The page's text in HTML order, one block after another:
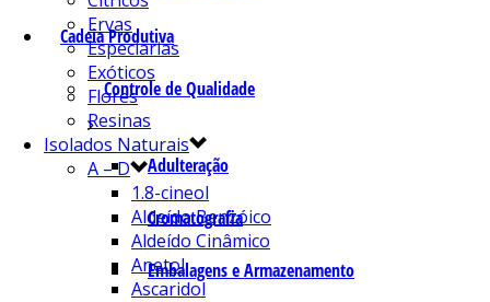
Cadeia Produtiva
Controle de Qualidade
Adulteração
Cromatografia
Embalagens e Armazenamento
Ervas
Especiarias
Exóticos
Flores
Resinas
Isolados Naturais
A – D
1.8-cineol
Aldeído Benzóico
Aldeído Cinâmico
Anetol
Ascaridol